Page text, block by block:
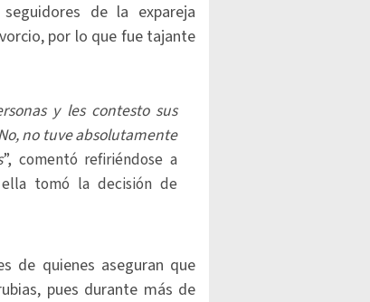
de la expareja
por lo que fue tajante
y les contesto sus
no tuve absolutamente
”, comentó refiriéndose a
tomó la decisión de
de quienes aseguran que
pues durante más de